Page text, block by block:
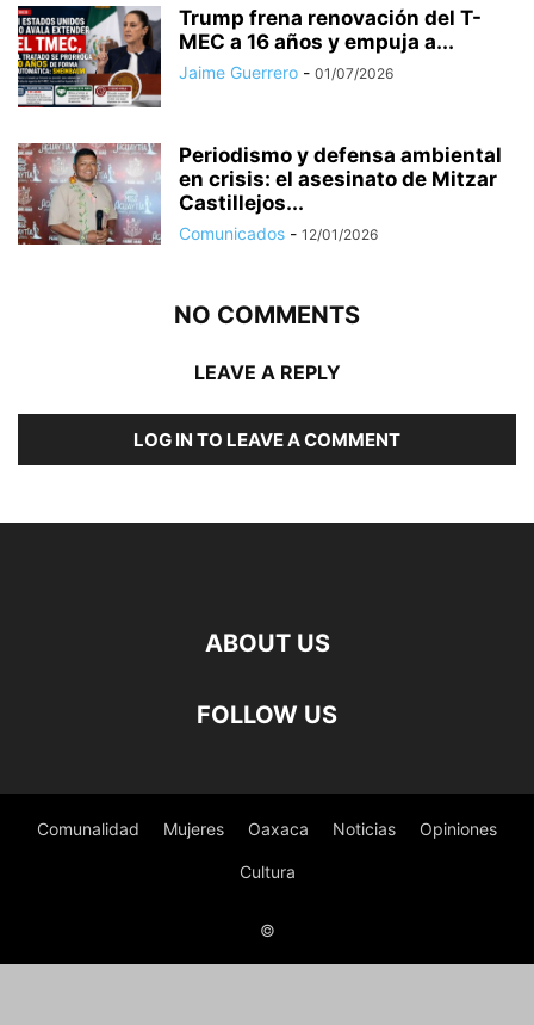
Trump frena renovación del T-
MEC a 16 años y empuja a...
Jaime Guerrero - 01/07/2026
Periodismo y defensa ambiental
en crisis: el asesinato de Mitzar
Castillejos...
Comunicados - 12/01/2026
NO COMMENTS
LEAVE A REPLY
LOG IN TO LEAVE A COMMENT
ABOUT US
FOLLOW US
Comunalidad Mujeres Oaxaca Noticias Opiniones
Cultura
©